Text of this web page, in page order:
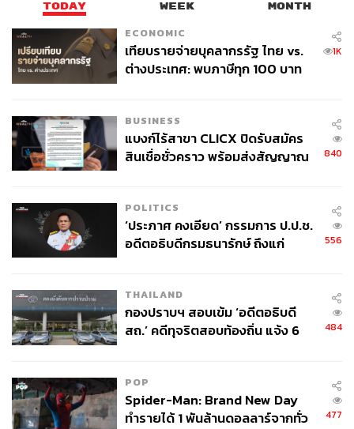
ภาพ: @nail_unistella/ Instagram
พิสูจน์อักษร: ภาวิกา ขันติศรีสกุล
อ้างอิง:
lackpink-jisoo-photos
https://physicalhealthpro.com/unistellas-park-eunkyu
ng-shares-her-nail-art-essentials-interview-photos/
https://www.allure.com/story/unistella-park-eunkyung
TAGS: ทำเล็บ Park Eun Kyung Unistella
BLACKPINK
การแต่งหน้า
ความงาม
381
TODAY WEEK MONTH
ECONOMIC
เทียบรายจ่ายบุคลากรรัฐ ไทย vs.
ต่างประเทศ: พบภาษีทุก 100 บาท
1K
BUSINESS
แบงก์ไร้สาขา CLICX ปิดรับสมัคร
สินเชื่อชั่วคราว พร้อมส่งสัญญาณ
840
POLITICS
‘ประภาศ คงเอียด’ กรรมการ ป.ป.ช.
อดีตอธิบดีกรมธนารักษ์ ถึงแก่
556
THAILAND
กองปราบฯ สอบเข้ม ‘อดีตอธิบดี
สถ.’ คดีทุจริตสอบท้องถิ่น แจ้ง 6
484
POP
Spider-Man: Brand New Day
ทำรายได้ 1 พันล้านดอลลาร์จากทั่ว
477